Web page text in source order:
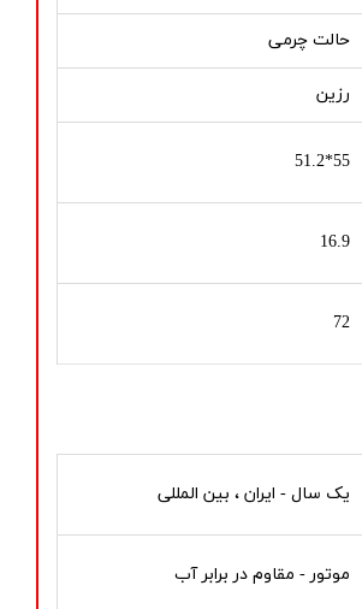
حالت چرمی
رزین
55*51.2
16.9
72
یک سال - ایران ، بین المللی
موتور - مقاوم در برابر آب